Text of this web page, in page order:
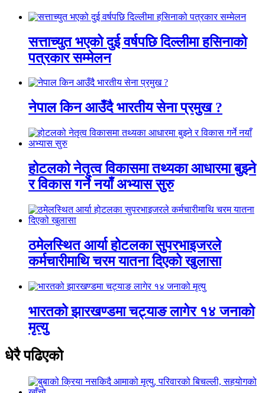
सत्ताच्युत भएको दुई वर्षपछि दिल्लीमा हसिनाको
पत्रकार सम्मेलन
नेपाल किन आउँदै भारतीय सेना प्रमुख ?
होटलको नेतृत्व विकासमा तथ्यका आधारमा बुझ्ने
र विकास गर्ने नयाँ अभ्यास सुरु
ठमेलस्थित आर्या होटलका सुपरभाइजरले
कर्मचारीमाथि चरम यातना दिएको खुलासा
भारतको झारखण्डमा चट्याङ लागेर १४ जनाको
मृत्यु
धेरै पढिएको